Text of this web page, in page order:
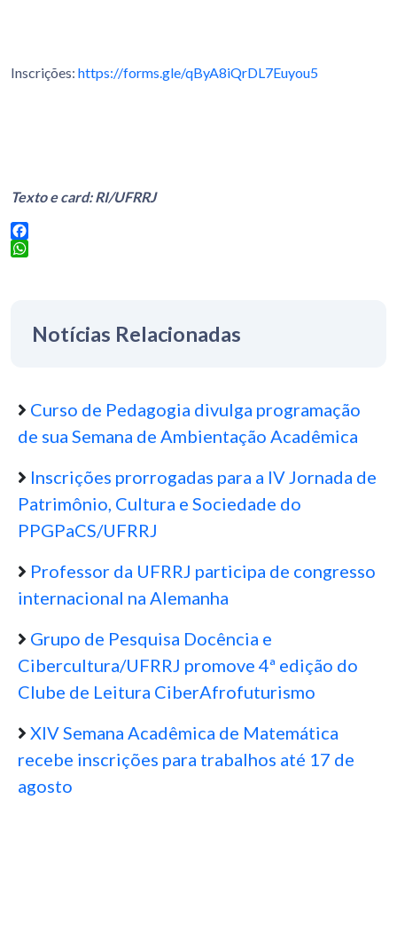
Inscrições: https://forms.gle/qByA8iQrDL7Euyou5
Texto e card: RI/UFRRJ
Facebook
Notícias Relacionadas
Curso de Pedagogia divulga programação
de sua Semana de Ambientação Acadêmica
Inscrições prorrogadas para a IV Jornada de
Patrimônio, Cultura e Sociedade do
PPGPaCS/UFRRJ
Professor da UFRRJ participa de congresso
internacional na Alemanha
Grupo de Pesquisa Docência e
Cibercultura/UFRRJ promove 4ª edição do
Clube de Leitura CiberAfrofuturismo
XIV Semana Acadêmica de Matemática
recebe inscrições para trabalhos até 17 de
agosto